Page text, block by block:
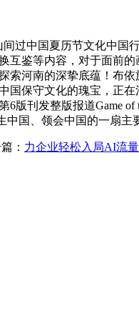
中国夏历节文化中国
鉴等内容，对于面前
索河南的深挚底蕴！
保守文化的瑰宝，正
刊发整版报道Game
国、领会中国的一扇主
： 力企业轻松入局AI流